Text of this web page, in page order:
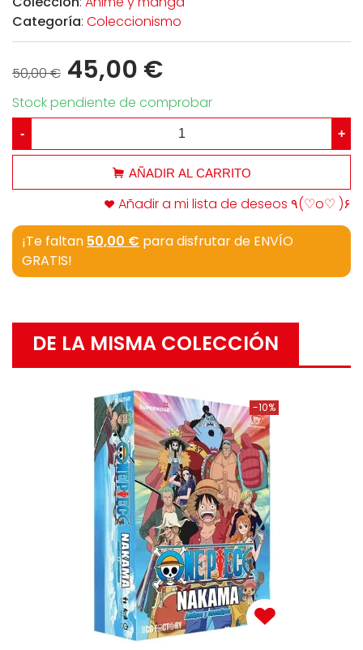
Categoría: Coleccionismo
50,00 € 45,00 €
Stock pendiente de comprobar
- +
AÑADIR AL CARRITO
Añadir a mi lista de deseos ٩(♡o♡ )۶
¡Te faltan 50,00 € para disfrutar de ENVÍO
GRATIS!
DE LA MISMA COLECCIÓN
-10%